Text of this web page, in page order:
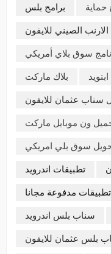
برامج بلس حماية
الارنب الصيني للايفون
سوق بلاي أمريكي
بلاك ماركت
سناب عثمان للايفون
ون موبايل ماركت
سوق بلي امريكي
تطبيقات اندرويد
تطبيقات مدفوعة مجانا
سناب بلس اندرويد
بلس عثمان للايفون